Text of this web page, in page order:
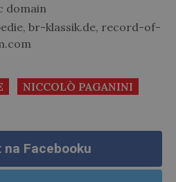
domain
br-klassik.de, record-of-
NICCOLÒ PAGANINI
na Facebooku